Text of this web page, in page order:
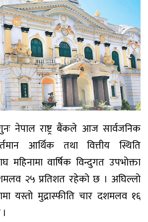
नेपाल राष्ट्र बैंकले आज सार्वजनिक
आर्थिक तथा वित्तीय स्थिति
महिनामा वार्षिक विन्दुगत उपभोक्ता
२५ प्रतिशत रहेको छ । अघिल्लो
यस्तो मुद्रास्फीति चार दशमलव १६